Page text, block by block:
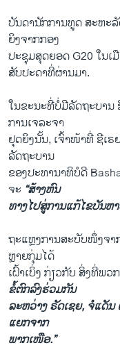
ບັນດານັກການທູດ ສະຫະ
ຍິງຈາກກອງ
ປະຊຸມສຸດຍອດ G20 ໃນເ
ສັບປະດາທີ່ຜ່ານມາ.
ໃນຂະນະທີ່ບໍ່ມີລັດຖະບານ
ການເຈລະຈາ
ຢຸດຍິງນັ້ນ, ເຈົ້າໜ້າທີ່ ຊີເ
ລັດຖະບານ
ຂອງປະທານາທິບໍດີ
ຈະ “ສ້າງຫົນ
ທາງໄປສູ່ການແກ້ໄຂບັນຫ
ຖະແຫຼງການສະບັບໜຶ່ງຈາ
ຫຼາຍກຸ່ມໄດ້
ເຝົ້າເບິ່ງ ກ່ຽວກັບ ສິ່ງທີ່ພວ
ຂໍ້ຕົກລົງຮ່ວມກັນ
ລະຫວ່າງ ຣັດເຊຍ, ຈໍແດັນ
ແຍກຈາກ
ພາກເໜືອ.”